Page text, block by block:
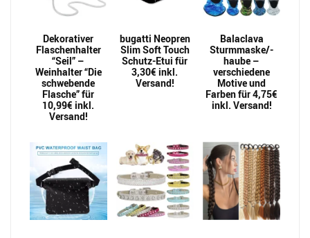
Dekorativer
Flaschenhalter
“Seil” –
Weinhalter “Die
schwebende
Flasche” für
10,99€ inkl.
Versand!
bugatti Neopren
Slim Soft Touch
Schutz-Etui für
3,30€ inkl.
Versand!
Balaclava
Sturmmaske/-
haube –
verschiedene
Motive und
Farben für 4,75€
inkl. Versand!